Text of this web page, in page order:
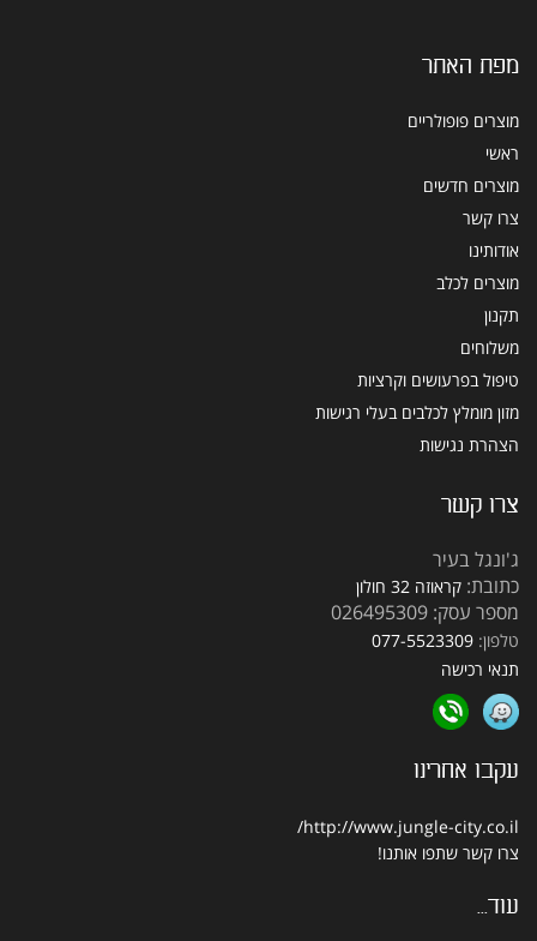
מפת האתר
מוצרים פופולריים
ראשי
מוצרים חדשים
צרו קשר
אודותינו
מוצרים לכלב
תקנון
משלוחים
טיפול בפרעושים וקרציות
מזון מומלץ לכלבים בעלי רגישות
הצהרת נגישות
צרו קשר
ג'ונגל בעיר
כתובת: קראוזה 32 חולון
מספר עסק: 026495309
טלפון: 077-5523309
תנאי רכישה
עקבו אחרינו
http://www.jungle-city.co.il/
צרו קשר שתפו אותנו!
עוד...